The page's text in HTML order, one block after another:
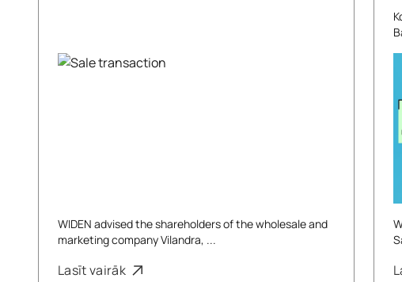
WIDEN advised the shareholders of the wholesale and
marketing company Vilandra, ...
Lasīt vairāk